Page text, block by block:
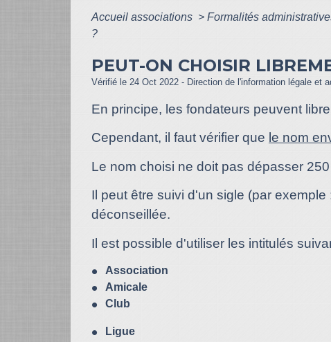
Accueil associations > Formalités
?
PEUT-ON CHOISIR
Vérifié le 24 Oct 2022 - Direction de l'information légale et
En principe, les fondateurs peuvent
Cependant, il faut vérifier que le nom
Le nom choisi ne doit pas dépasser
Il peut être suivi d'un sigle (par exemple
déconseillée.
Il est possible d'utiliser les intitulés
Association
Amicale
Club
Ligue